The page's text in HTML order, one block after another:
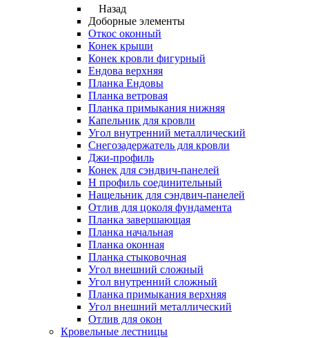
Назад
Доборные элементы
Откос оконный
Конек крыши
Конек кровли фигурный
Ендова верхняя
Планка Ендовы
Планка ветровая
Планка примыкания нижняя
Капельник для кровли
Угол внутренний металлический
Снегозадержатель для кровли
Джи-профиль
Конек для сэндвич-панелей
Н профиль соединительный
Нащельник для сэндвич-панелей
Отлив для цоколя фундамента
Планка завершающая
Планка начальная
Планка оконная
Планка стыковочная
Угол внешний сложный
Угол внутренний сложный
Планка примыкания верхняя
Угол внешний металлический
Отлив для окон
Кровельные лестницы